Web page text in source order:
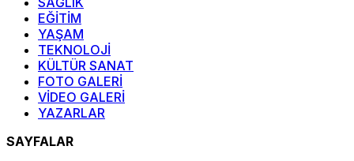
EĞİTİM
YAŞAM
TEKNOLOJİ
KÜLTÜR SANAT
FOTO GALERİ
VİDEO GALERİ
YAZARLAR
SAYFALAR